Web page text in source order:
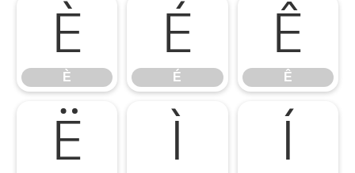
È
È
É
É
Ê
Ê
Ë Ì Í